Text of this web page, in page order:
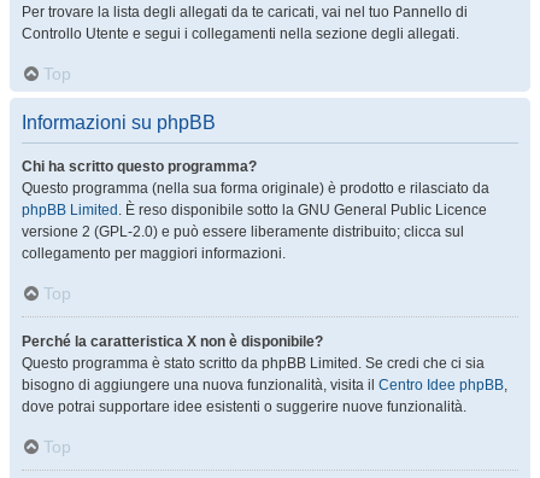
Per trovare la lista degli allegati da te caricati, vai nel tuo Pannello di
Controllo Utente e segui i collegamenti nella sezione degli allegati.
Top
Informazioni su phpBB
Chi ha scritto questo programma?
Questo programma (nella sua forma originale) è prodotto e rilasciato da
phpBB Limited . È reso disponibile sotto la GNU General Public Licence
versione 2 (GPL-2.0) e può essere liberamente distribuito; clicca sul
collegamento per maggiori informazioni.
Top
Perché la caratteristica X non è disponibile?
Questo programma è stato scritto da phpBB Limited. Se credi che ci sia
bisogno di aggiungere una nuova funzionalità, visita il Centro Idee phpBB,
dove potrai supportare idee esistenti o suggerire nuove funzionalità.
Top